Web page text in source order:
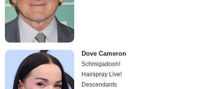
Dove Cameron
Schmigadoon!
Hairspray Live!
Descendants